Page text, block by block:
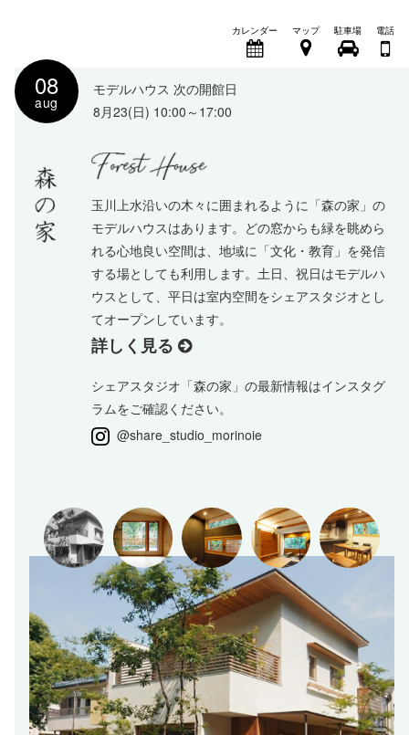
08
aug
カレンダー マップ 駐車場 電話
モデルハウス 次の開館日
8月23(日) 10:00～17:00
玉川上水沿いの木々に囲まれるように「森の家」の
モデルハウスはあります。どの窓からも緑を眺めら
れる心地良い空間は、地域に「文化・教育」を発信
する場としても利用します。土日、祝日はモデルハ
ウスとして、平日は室内空間をシェアスタジオとし
てオープンしています。
詳しく見る
シェアスタジオ「森の家」の最新情報はインスタグ
ラムをご確認ください。
@share_studio_morinoie